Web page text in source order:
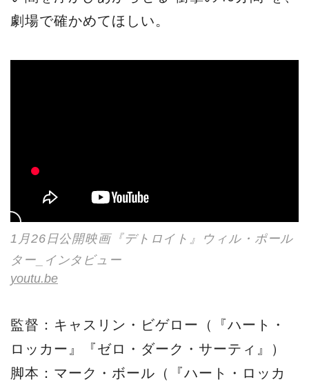
劇場で確かめてほしい。
1月26日公開映画『デトロイト』ウィル・ポール
ター_インタビュー
youtu.be
監督：キャスリン・ビゲロー（『ハート・
ロッカー』『ゼロ・ダーク・サーティ』）
脚本：マーク・ボール（『ハート・ロッカ